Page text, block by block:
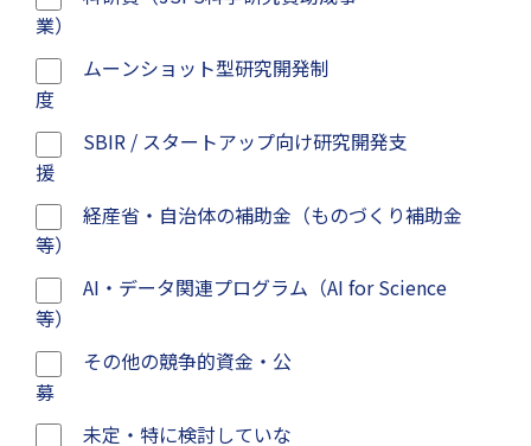
業）
ムーンショット型研究開発制
度
SBIR / スタートアップ向け研究開発支
援
経産省・自治体の補助金（ものづくり補助金
等）
AI・データ関連プログラム（AI for Science
等）
その他の競争的資金・公
募
未定・特に検討していな